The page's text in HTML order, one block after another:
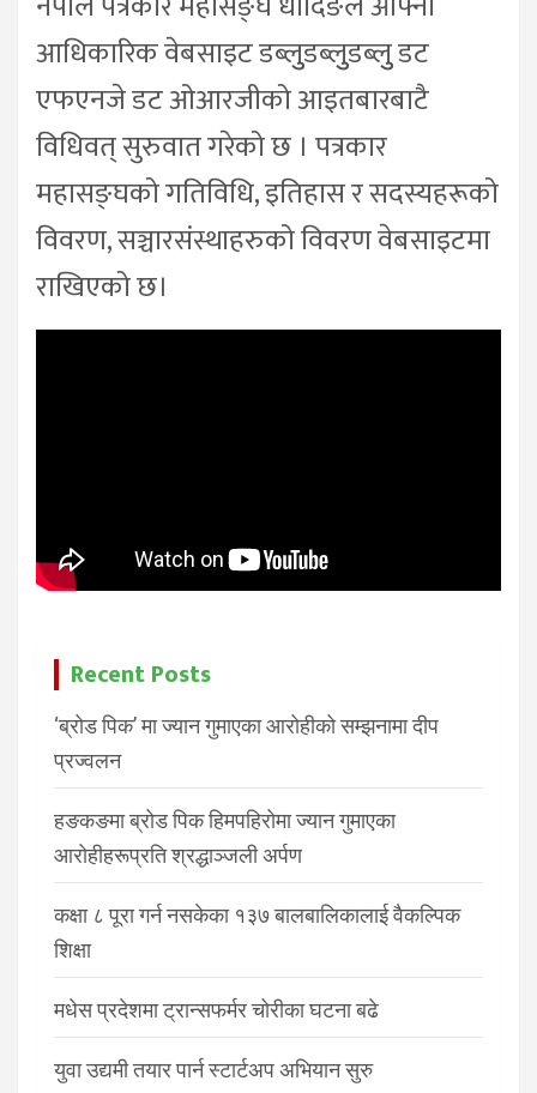
आधिकारिक वेबसाइट डब्लुुडब्लुुडब्लुु डट
एफएनजे डट ओआरजीको आइतबारबाटै
विधिवत् सुरुवात गरेको छ । पत्रकार
महासङ्घको गतिविधि, इतिहास र सदस्यहरूको
विवरण, सञ्चारसंस्थाहरुको विवरण वेबसाइटमा
राखिएको छ।
Recent Posts
‘ब्रोड पिक’ मा ज्यान गुमाएका आरोहीको सम्झनामा दीप
प्रज्वलन
हङकङमा ब्रोड पिक हिमपहिरोमा ज्यान गुमाएका
आरोहीहरूप्रति श्रद्धाञ्जली अर्पण
कक्षा ८ पूरा गर्न नसकेका १३७ बालबालिकालाई वैकल्पिक
शिक्षा
मधेस प्रदेशमा ट्रान्सफर्मर चोरीका घटना बढे
युवा उद्यमी तयार पार्न स्टार्टअप अभियान सुरु